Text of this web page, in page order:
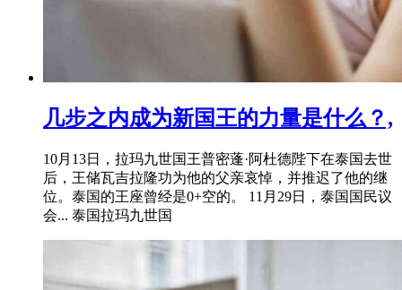
几步之内成为新国王的力量是什么？,
10月13日，拉玛九世国王普密蓬·阿杜德陛下在泰国去世
后，王储瓦吉拉隆功为他的父亲哀悼，并推迟了他的继
位。泰国的王座曾经是0+空的。 11月29日，泰国国民议
会... 泰国拉玛九世国